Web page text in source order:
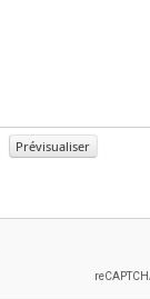
Prévisualiser